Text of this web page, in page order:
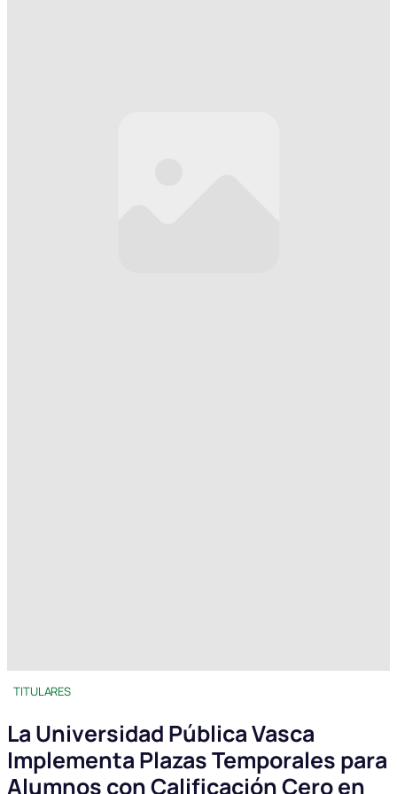
TITULARES
La Universidad Pública Vasca
Implementa Plazas Temporales para
Alumnos con Calificación Cero en